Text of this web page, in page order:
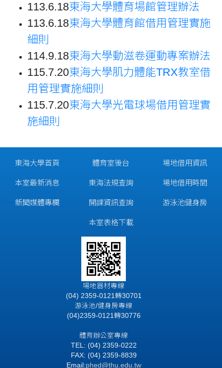
113.6.18東海大學體育場館管理辦法
113.6.18東海大學體育館借用管理實施
細則
114.9.18東海大學動滋卷運動專案辦法
115.7.20東海大學肌力體能TRX教室借
用管理實施細則
115.7.20東海大學光電球場借用管理實
施細則
東海大學首頁
本室最新消息
新聞媒體專欄
體育室後台
東海法規查詢
開課資訊查詢
本室表格下載
場地借用資訊
場地借用時間
游泳池健身房
場地器材專線
(04) 2359-0121轉30701
游泳池/健身房專線
(04)2359-0121轉30776
體育辦公室專線
TEL: (04) 2359-0222
FAX: (04) 2359-8839
Email:phed@thu.edu.tw